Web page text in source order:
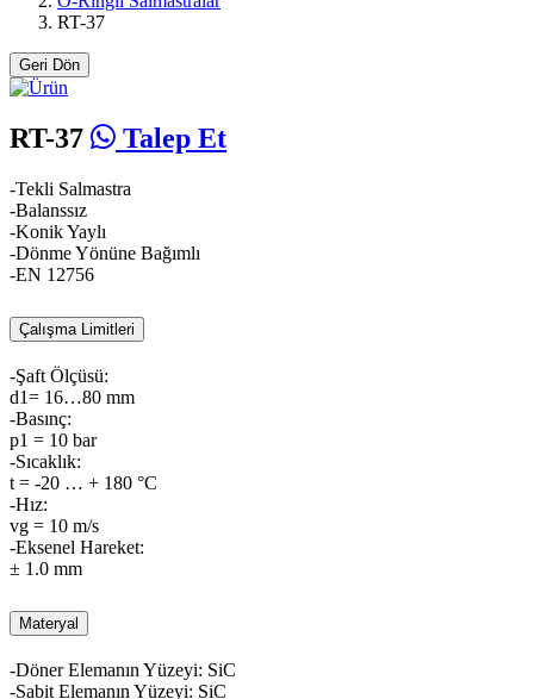
RT-37
Geri Dön
RT-37 Talep Et
-Tekli Salmastra
-Balanssız
-Konik Yaylı
-Dönme Yönüne Bağımlı
-EN 12756
Çalışma Limitleri
-Şaft Ölçüsü:
d1= 16…80 mm
-Basınç:
p1 = 10 bar
-Sıcaklık:
t = -20 … + 180 °C
-Hız:
vg = 10 m/s
-Eksenel Hareket:
± 1.0 mm
Materyal
-Döner Elemanın Yüzeyi: SiC
-Sabit Elemanın Yüzeyi: SiC